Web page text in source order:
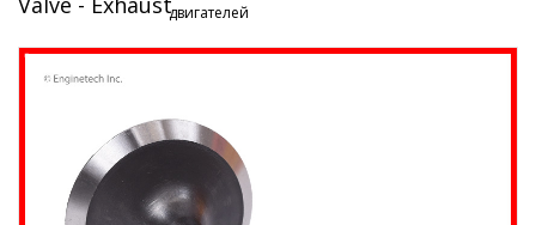
двигателей